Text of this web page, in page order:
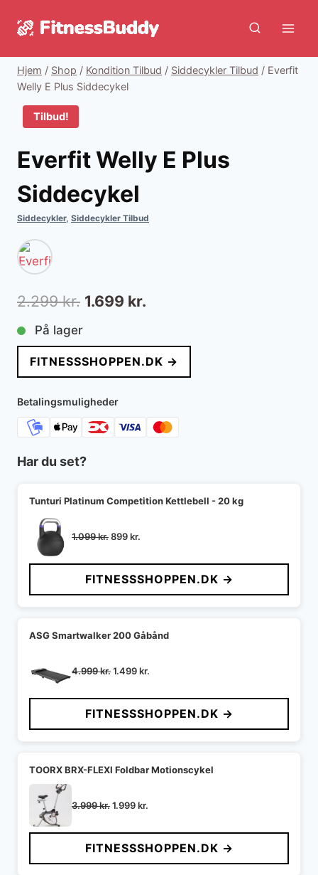
Hjem / Shop / Kondition Tilbud / Siddecykler Tilbud / Everfit
Welly E Plus Siddecykel
Tilbud!
Everfit Welly E Plus
Siddecykel
Siddecykler, Siddecykler Tilbud
2.299kr. Den
pris
var:
2.299 kr..
1.699 kr.
pris
er:
På lager
FITNESSSHOPPEN.DK →
Betalingsmuligheder
Har du set?
Tunturi Platinum Competition Kettlebell - 20 kg
1.099kr.Den
pris
var:
1.099 kr..
899kr.
pris
er:
899 kr..
FITNESSSHOPPEN.DK →
ASG Smartwalker 200 Gåbånd
4.999kr.Den
pris
var:
4.999 kr..
1.499kr.
pris
er:
1.499 kr..
FITNESSSHOPPEN.DK →
TOORX BRX-FLEXI Foldbar Motionscykel
3.999kr.Den
pris
var:
3.999 kr..
1.999kr.
pris
er:
1.999 kr..
FITNESSSHOPPEN.DK →